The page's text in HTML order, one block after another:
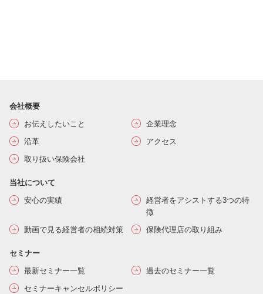
会社概要
お伝えしたいこと
企業理念
沿革
アクセス
取り扱い保険会社
当社について
安心の実績
経営者をアシストする3つの特
徴
動画で見る経営者の相続対策
保険代理店の取り組み
セミナー
最新セミナー一覧
過去のセミナー一覧
セミナーキャンセルポリシー